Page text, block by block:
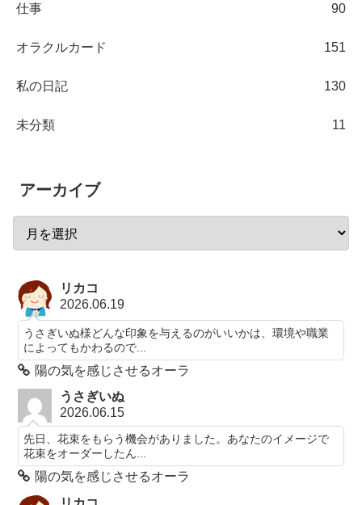
仕事 90
オラクルカード 151
私の日記 130
未分類 11
アーカイブ
リカコ
2026.06.19
うさぎいぬ様どんな印象を与えるのがいいかは、環境や職業
によってもかわるので...
陽の気を感じさせるオーラ
うさぎいぬ
2026.06.15
先日、花束をもらう機会がありました。あなたのイメージで
花束をオーダーしたん...
陽の気を感じさせるオーラ